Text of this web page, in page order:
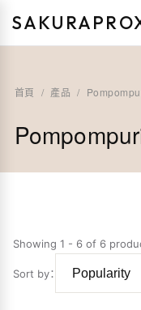
首頁 / 產品 /
Showing 1 - 6 of 6
Sort by：